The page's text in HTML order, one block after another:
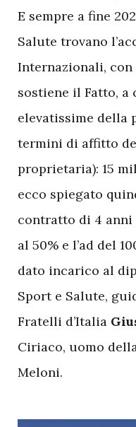
E sempre a fine
Salute trovano
Internazionali, con
sostiene il Fatto, a
elevatissime della
termini di affitto
proprietaria): 15
ecco spiegato
contratto di 4
al 50% e l’ad del
dato incarico al
Sport e Salute,
Fratelli d’Italia
Ciriaco, uomo
Meloni.